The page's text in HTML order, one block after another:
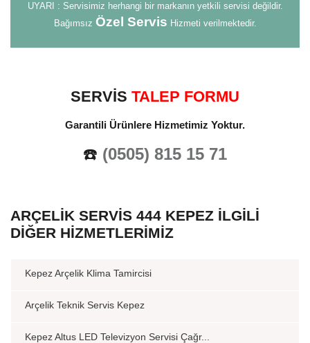
UYARI : Servisimiz herhangi bir markanın yetkili servisi değildir.
Bağımsız Özel Servis Hizmeti verilmektedir.
SERVİS TALEP FORMU
Garantili Ürünlere Hizmetimiz Yoktur.
☎️ (0505) 815 15 71
ARÇELIK SERVIS 444 KEPEZ İLGILI
DIĞER HIZMETLERIMIZ
Kepez Arçelik Klima Tamircisi
Arçelik Teknik Servis Kepez
Kepez Altus LED Televizyon Servisi Çağr...